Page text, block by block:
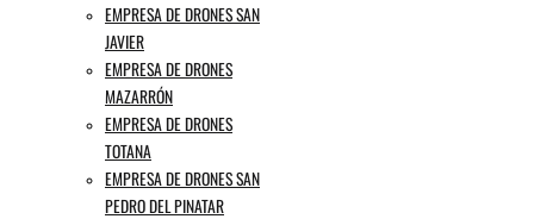
EMPRESA DE DRONES SAN
JAVIER
EMPRESA DE DRONES
MAZARRÓN
EMPRESA DE DRONES
TOTANA
EMPRESA DE DRONES SAN
PEDRO DEL PINATAR